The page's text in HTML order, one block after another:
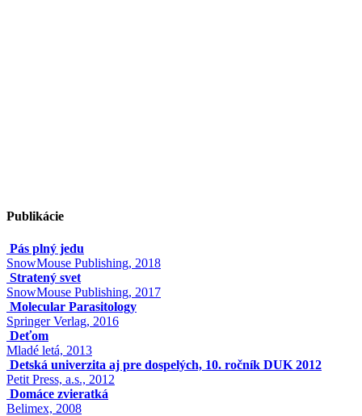
Publikácie
Pás plný jedu
SnowMouse Publishing, 2018
Stratený svet
SnowMouse Publishing, 2017
Molecular Parasitology
Springer Verlag, 2016
Deťom
Mladé letá, 2013
Detská univerzita aj pre dospelých, 10. ročník DUK 2012
Petit Press, a.s., 2012
Domáce zvieratká
Belimex, 2008